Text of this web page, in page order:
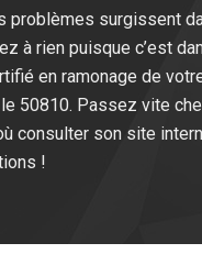
problèmes surgissent
à rien puisque c’est
en ramonage de
50810. Passez vite
consulter son site
!